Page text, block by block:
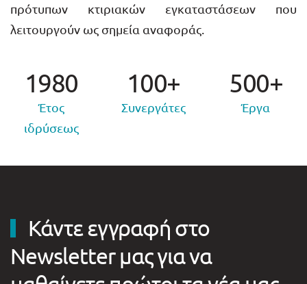
πρότυπων κτιριακών εγκαταστάσεων που
λειτουργούν ως σημεία αναφοράς.
1980
Έτος
ιδρύσεως
100+
Συνεργάτες
500+
Έργα
Κάντε εγγραφή στο
Newsletter μας για να